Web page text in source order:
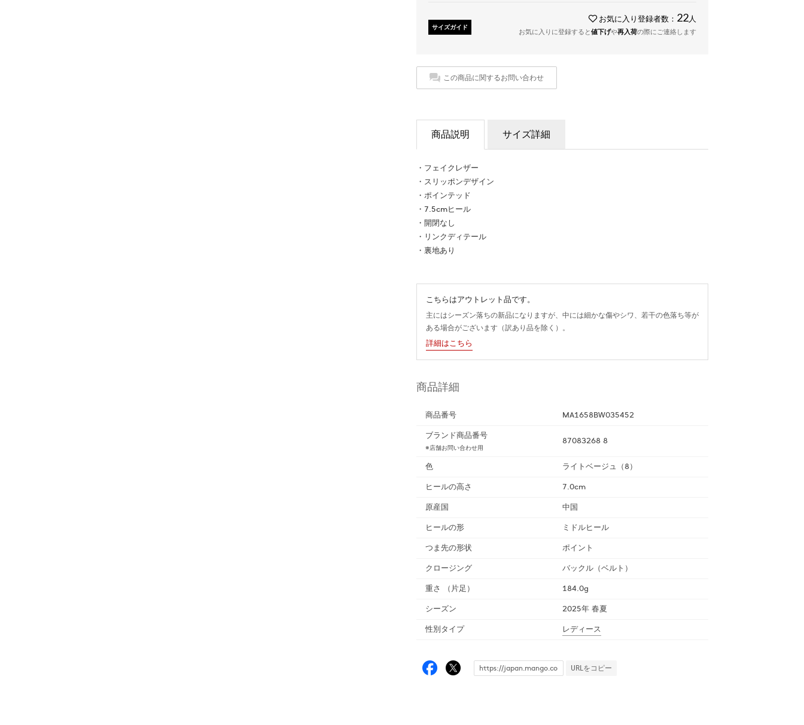
サイズガイド
お気に入り登録者数： 22 人
お気に入りに登録すると値下げや再入荷の際にご連絡します
この商品に関するお問い合わせ
商品説明 サイズ詳細
・フェイクレザー
・スリッポンデザイン
・ポインテッド
・7.5cmヒール
・開閉なし
・リンクディテール
・裏地あり
こちらはアウトレット品です。
主にはシーズン落ちの新品になりますが、中には細かな傷やシワ、若干の色落ち等が
ある場合がございます（訳あり品を除く）。
詳細はこちら
商品詳細
商品番号
MA1658BW035452
ブランド商品番号
※店舗お問い合わせ用
87083268 8
色
ライトベージュ（8）
ヒールの高さ
7.0cm
原産国
中国
ヒールの形
ミドルヒール
つま先の形状
ポイント
クロージング
バックル（ベルト）
重さ
（片足）
184.0g
シーズン
2025年 春夏
性別タイプ
レディース
URLをコピー